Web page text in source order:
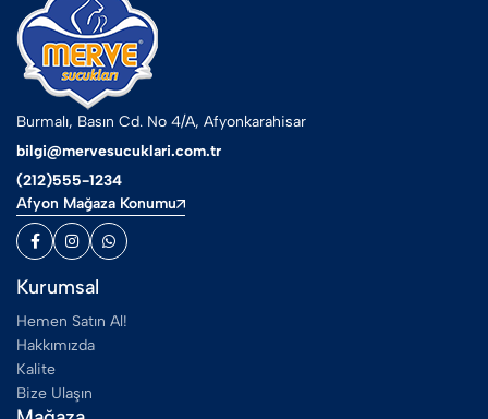
Burmalı, Basın Cd. No 4/A, Afyonkarahisar
bilgi@mervesucuklari.com.tr
(212)555-1234
Afyon Mağaza Konumu
Kurumsal
Hemen Satın Al!
Hakkımızda
Kalite
Bize Ulaşın